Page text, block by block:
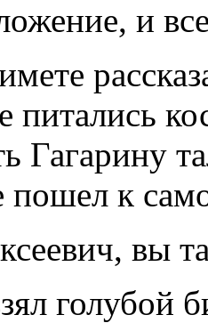
и
питались
Гагарину
пошел к
вы
голубой